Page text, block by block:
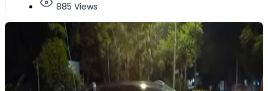
885 Views